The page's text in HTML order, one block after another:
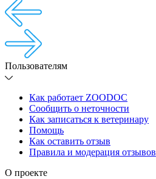
Пользователям
Как работает ZOODOC
Сообщить о неточности
Как записаться к ветеринару
Помощь
Как оставить отзыв
Правила и модерация отзывов
О проекте